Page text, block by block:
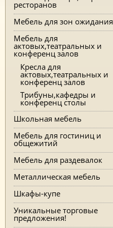
ресторанов
Мебель для зон ожидания
Мебель для
актовых,театральных и
конференц залов
Кресла для
актовых,театральных и
конференц залов
Трибуны,кафедры и
конференц столы
Школьная мебель
Мебель для гостиниц и
общежитий
Мебель для раздевалок
Металлическая мебель
Шкафы-купе
Уникальные торговые
предложения!